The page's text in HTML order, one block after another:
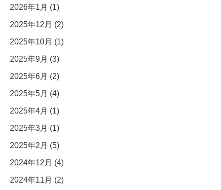
2026年1月 (1)
2025年12月 (2)
2025年10月 (1)
2025年9月 (3)
2025年6月 (2)
2025年5月 (4)
2025年4月 (1)
2025年3月 (1)
2025年2月 (5)
2024年12月 (4)
2024年11月 (2)